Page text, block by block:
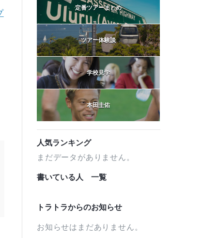
定番ツアーまとめ
ツアー体験談
学校見学
本田圭佑
人気ランキング
まだデータがありません。
書いている人 一覧
トラトラからのお知らせ
お知らせはまだありません。